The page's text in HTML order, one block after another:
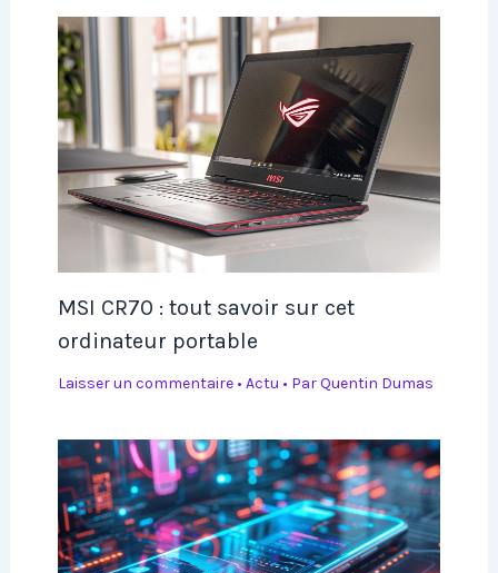
MSI CR70 : tout savoir sur cet
ordinateur portable
Laisser un commentaire • Actu • ParQuentin Dumas